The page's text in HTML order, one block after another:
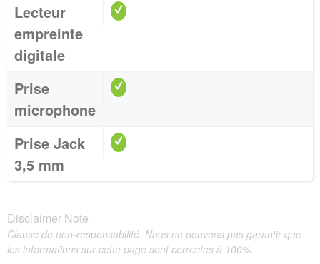
Lecteur
empreinte
digitale
Prise
microphone
Prise Jack
3,5 mm
Disclaimer Note
Clause de non-responsabilité. Nous ne pouvons pas garantir que
les informations sur cette page sont correctes à 100%.